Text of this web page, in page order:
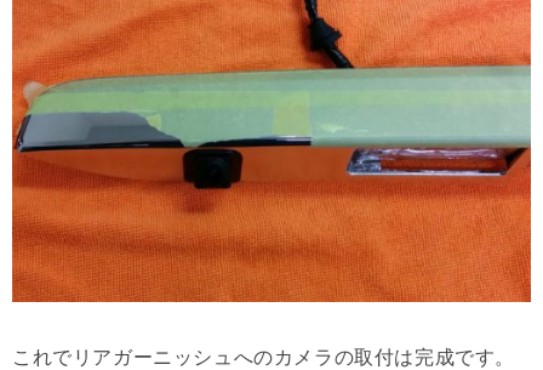
これでリアガーニッシュへのカメラの取付は完成です。